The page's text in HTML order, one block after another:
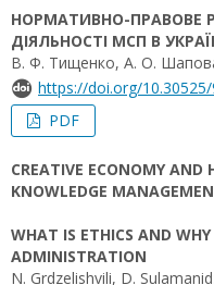
НОРМАТИВНО-ПРАВОВЕ
ДІЯЛЬНОСТІ МСП В
В. Ф. Тищенко, А. О.
https://doi.org/
PDF
CREATIVE ECONOMY
KNOWLEDGE
WHAT IS ETHICS AND
ADMINISTRATION
N. Grdzelishvili, D.